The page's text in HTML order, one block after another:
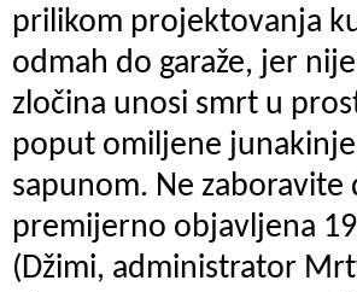
prilikom projektovanja
odmah do garaže, jer
zločina unosi smrt u
poput omiljene
sapunom. Ne zaboravite
premijerno objavljena
(Džimi, administrator